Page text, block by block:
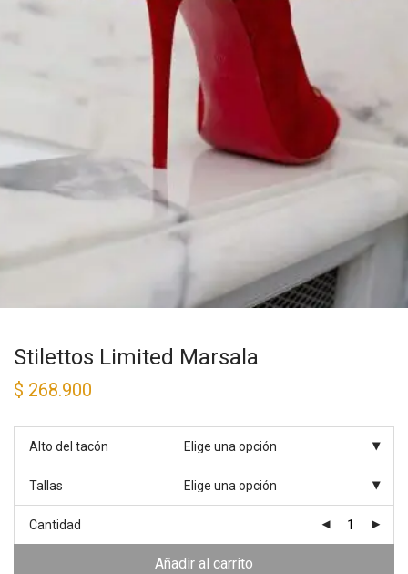
Stilettos Limited Marsala
$ 268.900
Alto del tacón
Tallas
Cantidad
Añadir al carrito